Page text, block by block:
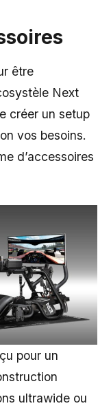
être
Next
créer un setup
vos besoins.
d’accessoires
pour un
ultrawide ou